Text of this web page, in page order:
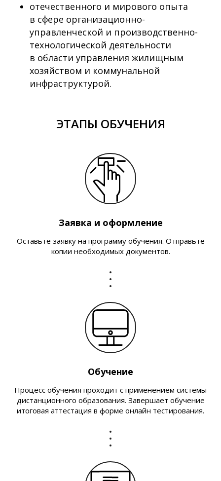
отечественного и мирового опыта
в сфере организационно-
управленческой и производственно-
технологической деятельности
в области управления жилищным
хозяйством и коммунальной
инфраструктурой.
ЭТАПЫ ОБУЧЕНИЯ
Заявка и оформление
Оставьте заявку на программу обучения. Отправьте
копии необходимых документов.
Обучение
Процесс обучения проходит с применением системы
дистанционного образования. Завершает обучение
итоговая аттестация в форме онлайн тестирования.